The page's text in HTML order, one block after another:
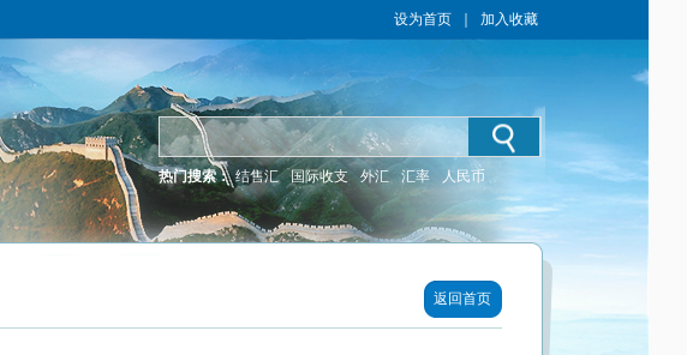
设为首页 加入收藏
热门搜索： 结售汇 国际收支 外汇 汇率 人民币
返回首页